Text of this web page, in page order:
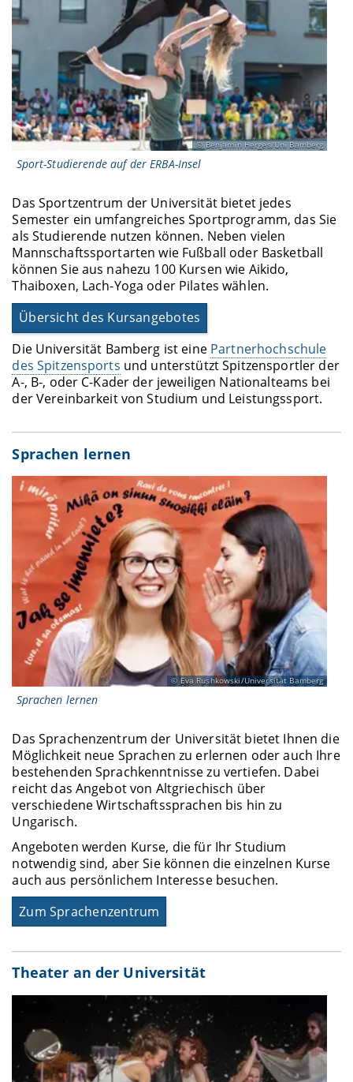
Benjamin Herges/Uni Bamberg
Sport-Studierende auf der ERBA-Insel
Das Sportzentrum der Universität bietet jedes
Semester ein umfangreiches Sportprogramm, das Sie
als Studierende nutzen können. Neben vielen
Mannschaftssportarten wie Fußball oder Basketball
können Sie aus nahezu 100 Kursen wie Aikido,
Thaiboxen, Lach-Yoga oder Pilates wählen.
Übersicht des Kursangebotes
Die Universität Bamberg ist eine Partnerhochschule
des Spitzensports und unterstützt Spitzensportler der
A-, B-, oder C-Kader der jeweiligen Nationalteams bei
der Vereinbarkeit von Studium und Leistungssport.
Sprachen lernen
Eva Rushkowski/Universität Bamberg
Sprachen lernen
Das Sprachenzentrum der Universität bietet Ihnen die
Möglichkeit neue Sprachen zu erlernen oder auch Ihre
bestehenden Sprachkenntnisse zu vertiefen. Dabei
reicht das Angebot von Altgriechisch über
verschiedene Wirtschaftssprachen bis hin zu
Ungarisch.
Angeboten werden Kurse, die für Ihr Studium
notwendig sind, aber Sie können die einzelnen Kurse
auch aus persönlichem Interesse besuchen.
Zum Sprachenzentrum
Theater an der Universität